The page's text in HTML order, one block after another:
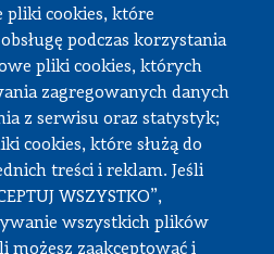
cookies, które
podczas korzystania
pliki cookies, których
zagregowanych danych
z serwisu oraz statystyk;
cookies, które służą do
treści i reklam. Jeśli
WSZYSTKO”,
wszystkich plików
możesz zaakceptować i